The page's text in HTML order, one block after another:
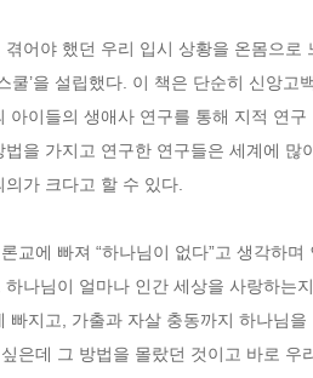
어야 했던 우리 입시 상황을 온몸으
쿨’을 설립했다. 이 책은 단순히 신앙
아이들의 생애사 연구를 통해 지적 연
을 가지고 연구한 연구들은 세계에
가 크다고 할 수 있다.
교에 빠져 “하나님이 없다”고 생각하
나님이 얼마나 인간 세상을 사랑하는
빠지고, 가출과 자살 충동까지 하나님
은데 그 방법을 몰랐던 것이고 바로 우